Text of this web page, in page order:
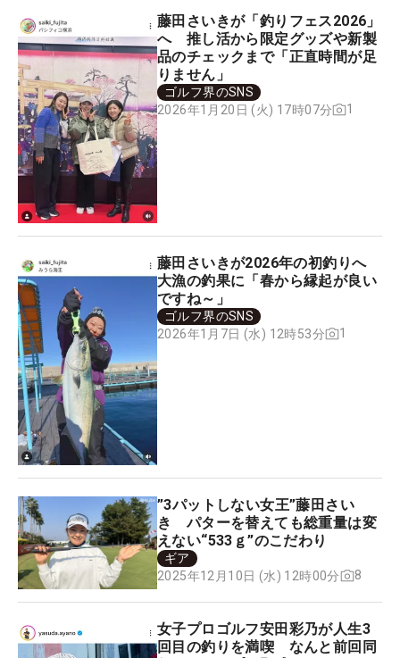
藤田さいきが「釣りフェス2026」
へ 推し活から限定グッズや新製
品のチェックまで「正直時間が足
りません」
ゴルフ界のSNS
2026年1月20日 (火) 17時07分
1
藤田さいきが2026年の初釣りへ
大漁の釣果に「春から縁起が良い
ですね～」
ゴルフ界のSNS
2026年1月7日 (水) 12時53分
1
”3パットしない女王”藤田さい
き パターを替えても総重量は変
えない“533ｇ”のこだわり
ギア
2025年12月10日 (水) 12時00分
8
女子プロゴルフ安田彩乃が人生3
回目の釣りを満喫 なんと前回同